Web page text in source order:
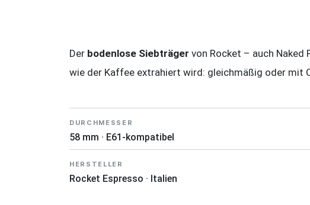
Der bodenlose Siebträger von Rocket – auch
wie der Kaffee extrahiert wird: gleichmäßig oder mit
DURCHMESSER
58 mm · E61-kompatibel
HERSTELLER
Rocket Espresso · Italien